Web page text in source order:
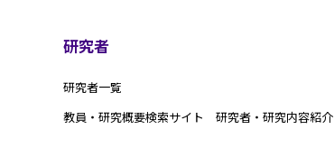
研究者
研究者一覧
教員・研究概要検索サイト 研究者・研究内容紹介